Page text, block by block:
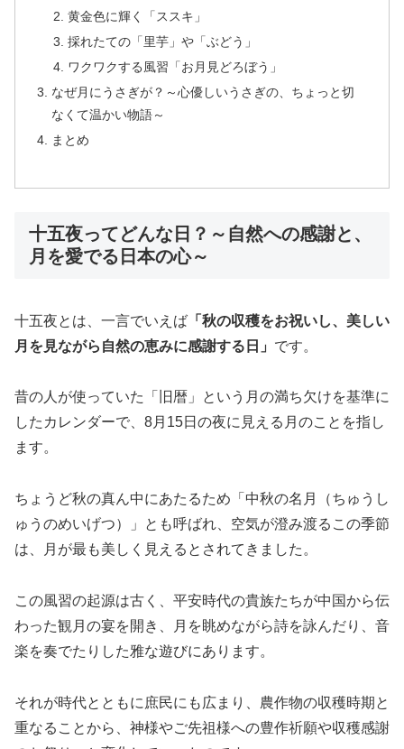
黄金色に輝く「ススキ」
採れたての「里芋」や「ぶどう」
ワクワクする風習「お月見どろぼう」
なぜ月にうさぎが？～心優しいうさぎの、ちょっと切
なくて温かい物語～
まとめ
十五夜ってどんな日？～自然への感謝と、
月を愛でる日本の心～
十五夜とは、一言でいえば 「秋の収穫をお祝いし、美しい
月を見ながら自然の恵みに感謝する日」 です。
昔の人が使っていた「旧暦」という月の満ち欠けを基準に
したカレンダーで、8月15日の夜に見える月のことを指し
ます。
ちょうど秋の真ん中にあたるため「中秋の名月（ちゅうし
ゅうのめいげつ）」とも呼ばれ、空気が澄み渡るこの季節
は、月が最も美しく見えるとされてきました。
この風習の起源は古く、平安時代の貴族たちが中国から伝
わった観月の宴を開き、月を眺めながら詩を詠んだり、音
楽を奏でたりした雅な遊びにあります。
それが時代とともに庶民にも広まり、農作物の収穫時期と
重なることから、神様やご先祖様への豊作祈願や収穫感謝